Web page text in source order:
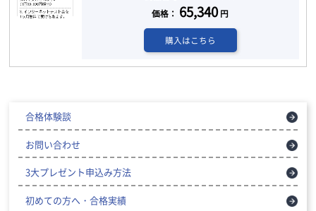
価格： 65,340円
購入はこちら
合格体験談
お問い合わせ
3大プレゼント申込み方法
初めての方へ・合格実績